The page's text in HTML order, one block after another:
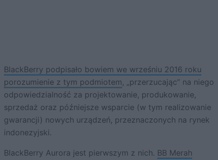
BlackBerry podpisało bowiem we wrześniu 2016 roku
porozumienie z tym podmiotem, „przerzucając” na niego
odpowiedzialność za projektowanie, produkowanie,
sprzedaż oraz późniejsze wsparcie (w tym realizowanie
gwarancji) nowych urządzeń, przeznaczonych na rynek
indonezyjski.
BlackBerry Aurora jest pierwszym z nich. BB Merah